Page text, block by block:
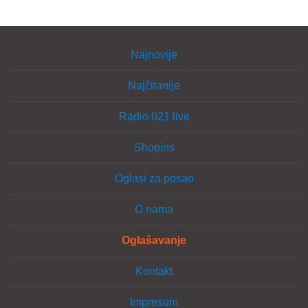
Najnovije
Najčitanije
Radio 021 live
Shopins
Oglasi za posao
O nama
Oglašavanje
Kontakt
Impresum